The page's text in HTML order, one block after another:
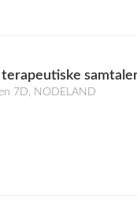
7D, NODELAND